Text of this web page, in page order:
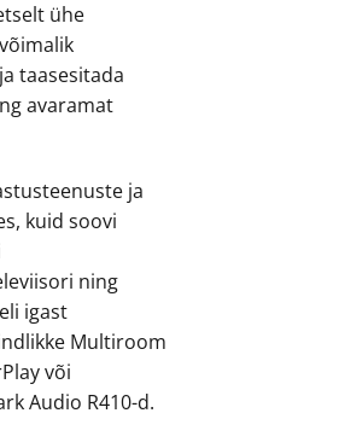
ühe
taasesitada
avaramat
ja
kuid soovi
ning
igast
Multiroom
või
Audio R410-d.